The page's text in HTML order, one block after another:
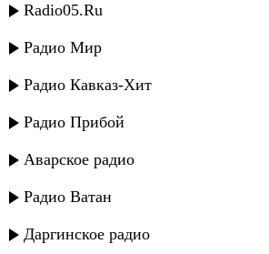
Radio05.Ru
Радио Мир
Радио Кавказ-Хит
Радио Прибой
Аварское радио
Радио Ватан
Даргинское радио
Гульнара Гаджиева - Джамиля
Гульнара Гаджиева - Любимый
Гульнара Гаджиева - Любимая